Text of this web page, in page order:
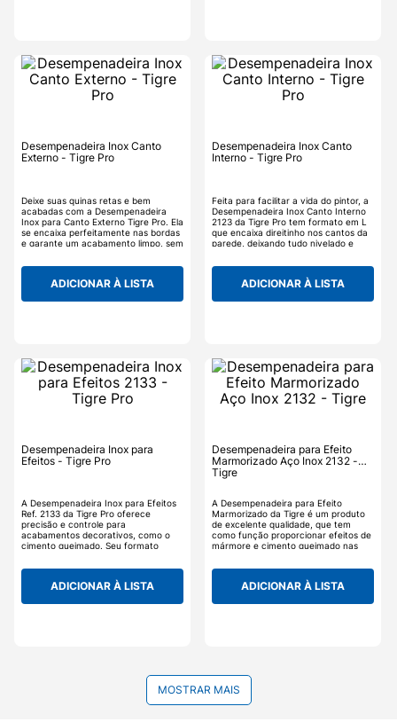
Desempenadeira Inox Canto
Externo - Tigre Pro
Deixe suas quinas retas e bem
acabadas com a Desempenadeira
Inox para Canto Externo Tigre Pro. Ela
se encaixa perfeitamente nas bordas
e garante um acabamento limpo, sem
cabo emborrachado garante firmeza,
enquanto o corpo em inox traz
durabilidade e limpeza fácil no dia a
ADICIONAR À LISTA
Desempenadeira Inox Canto
Interno - Tigre Pro
Feita para facilitar a vida do pintor, a
Desempenadeira Inox Canto Interno
2123 da Tigre Pro tem formato em L
que encaixa direitinho nos cantos da
parede, deixando tudo nivelado e
confortável, ela é leve e firme na
mão, perfeita para aplicar massa em
áreas mais difíceis sem tanto esforço.
ADICIONAR À LISTA
Desempenadeira Inox para
Efeitos - Tigre Pro
A Desempenadeira Inox para Efeitos
Ref. 2133 da Tigre Pro oferece
precisão e controle para
acabamentos decorativos, como o
cimento queimado. Seu formato
estreitas e curvas, proporcionando
mais uniformidade no resultado. Com
cabo emborrachado e base
ADICIONAR À LISTA
Desempenadeira para Efeito
Marmorizado Aço Inox 2132 -
Tigre
A Desempenadeira para Efeito
Marmorizado da Tigre é um produto
de excelente qualidade, que tem
como função proporcionar efeitos de
mármore e cimento queimado nas
Marmorizado da Tigre é feita de
material de inox, que ajuda a
proporcionar um resultado uniforme e
ADICIONAR À LISTA
MOSTRAR MAIS